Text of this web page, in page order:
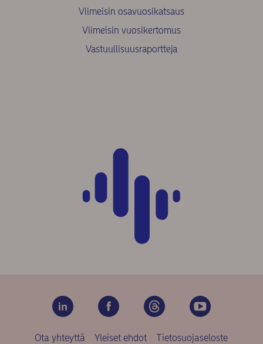
Viimeisin osavuosikatsaus
Viimeisin vuosikertomus
Vastuullisuusraportteja
Ota yhteyttä Yleiset ehdot Tietosuojaseloste